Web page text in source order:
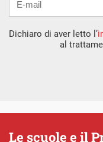
Dichiaro di aver letto l’
al
Le scuole e il